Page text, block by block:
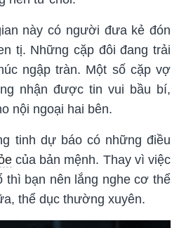
này có người đưa kẻ đón
tị. Những cặp đôi đang trải
ngập tràn. Một số cặp vợ
nhận được tin vui bầu bí,
nội ngoại hai bên.
tinh dự báo có những điều
của bản mệnh. Thay vì việc
thì bạn nên lắng nghe cơ thể
thể dục thường xuyên.